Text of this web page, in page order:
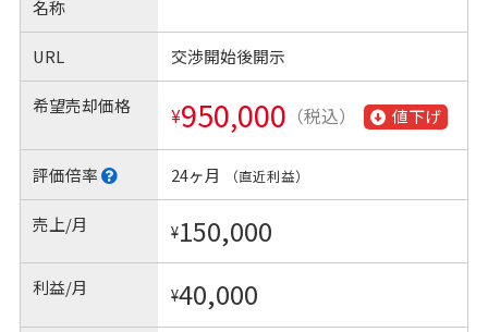
名称
URL 交渉開始後開示
希望売却価格 ¥950,000 （税込） 値下げ
評価倍率 24ヶ月 （直近利益）
売上/月 ¥150,000
利益/月 ¥40,000